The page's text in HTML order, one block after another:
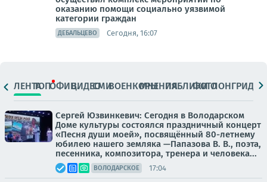
оказанию помощи социально уязвимой
категории граждан
ДЕБАЛЬЦЕВО Сегодня, 16:07
ЛЕНТАТОПОФИЦ.ВИДЕОСМИВОЕНКОРЫМНЕНИЯПАБЛИКИ
ФОТОЛОНГРИДЫ
Сергей Юзвинкевич: Сегодня в Володарском
Доме культуры состоялся праздничный концерт
«Песня души моей», посвящённый 80-летнему
юбилею нашего земляка —Папазова В. В., поэта,
песенника, композитора, тренера и человека...
ВОЛОДАРСКОЕ 17:04